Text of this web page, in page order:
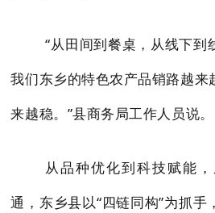
“从田间到餐桌，从线下到
我们东乡的特色农产品销路越来
来越稳。”县商务局工作人员说。
从品种优化到科技赋能
通，东乡县以“四链同构”为抓手